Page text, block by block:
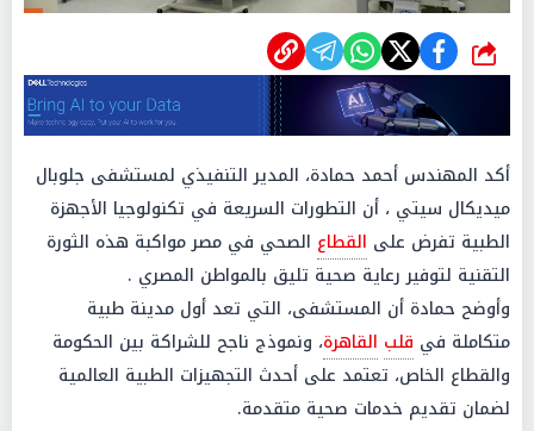
شارك
أكد المهندس أحمد حمادة، المدير التنفيذي لمستشفى جلوبال
ميديكال سيتي ، أن التطورات السريعة في تكنولوجيا الأجهزة
الطبية تفرض على القطاع الصحي في مصر مواكبة هذه الثورة
التقنية لتوفير رعاية صحية تليق بالمواطن المصري .
وأوضح حمادة أن المستشفى، التي تعد أول مدينة طبية
متكاملة في قلب القاهرة، ونموذج ناجح للشراكة بين الحكومة
والقطاع الخاص، تعتمد على أحدث التجهيزات الطبية العالمية
لضمان تقديم خدمات صحية متقدمة.